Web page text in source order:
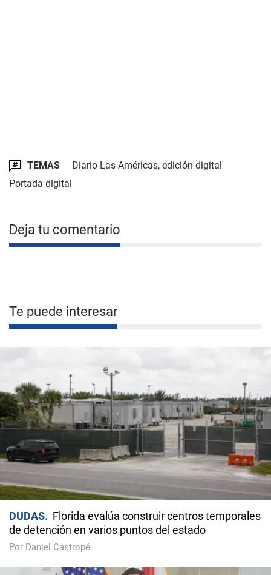
TEMAS
Diario Las Américas, edición digital
Portada digital
Deja tu comentario
Te puede interesar
DUDAS
Florida evalúa construir centros temporales
de detención en varios puntos del estado
Por Daniel Castropé